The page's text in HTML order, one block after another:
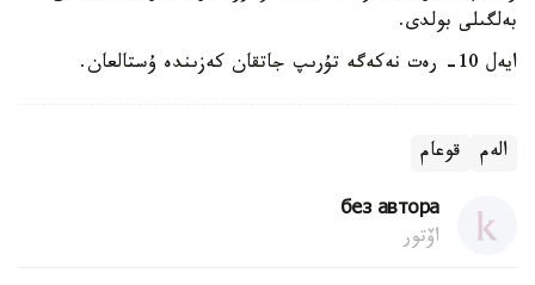
بەلگىلى بولدى.
ايەل 10- رەت نەكەگە تۇرىپ جاتقان كەزىندە ۇستالعان.
الەم قوعام
без автора
اۆتور